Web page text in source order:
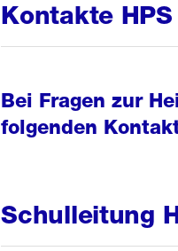
Kontakte HPS
Bei Fragen zur
folgenden
Schulleitung